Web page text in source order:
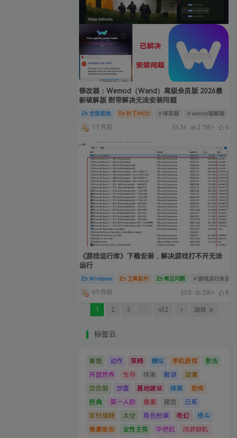
修改器：Wemod（Wand）高级会员版 2026最
新破解版 附带解决无法安装问题
全部游戏 补丁MOD # 修改器 # wemod破解版
1个月前 36 2.1W+ 6
《游戏运行库》下载安装，解决游戏打不开无法
运行
Windows 工具软件 常见问题 # 游戏运行库安装
4个月前 0 2W+ 8
1 2 3 … 452 跳转
标签云
冒险 动作 策略 模拟 单机游戏
射击
开放世界
生存 休闲 解谜
动漫
回合制
沙盒 基地建设 探索
恐怖
经典
第一人称 像素 建造
日系
即时战略
太空 角色扮演 奇幻
格斗
像素图形
女性主角 中世纪 同屏联机